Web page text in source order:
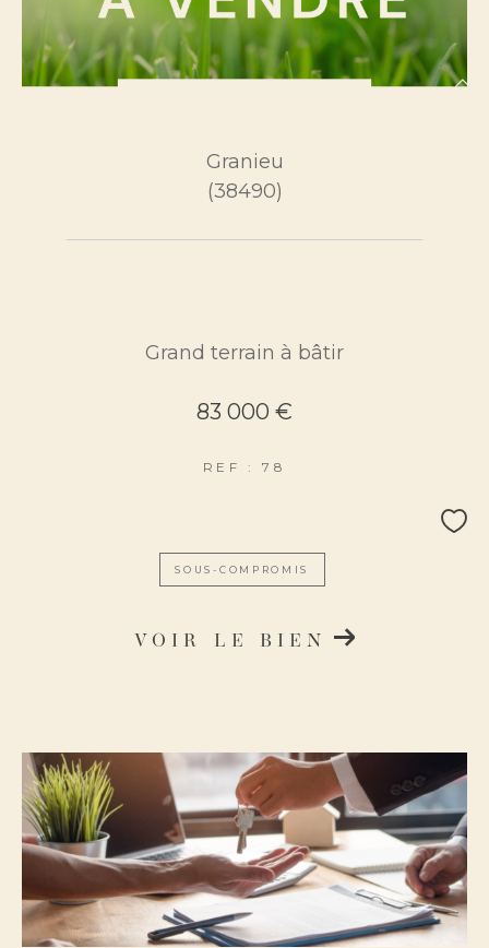
Granieu
(38490)
Grand terrain à bâtir
83 000 €
REF : 78
SOUS-COMPROMIS
VOIR LE BIEN
Pièces
AFFINER LES CRITÈRES
terrasse
FILTRER PAR
coups de coeur exclusivités nouveautés